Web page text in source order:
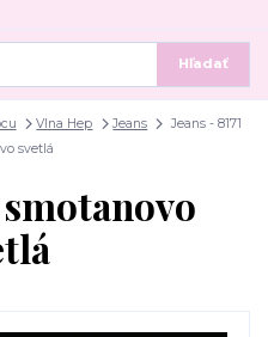
Hľadať
Vlna Hep Jeans
Jeans - 8171
svetlá
smotanovo